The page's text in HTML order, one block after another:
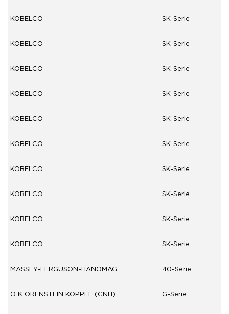
KOBELCO SK-Serie
KOBELCO SK-Serie
KOBELCO SK-Serie
KOBELCO SK-Serie
KOBELCO SK-Serie
KOBELCO SK-Serie
KOBELCO SK-Serie
KOBELCO SK-Serie
KOBELCO SK-Serie
KOBELCO SK-Serie
MASSEY-FERGUSON-HANOMAG 40-Serie
O K ORENSTEIN KOPPEL (CNH) G-Serie